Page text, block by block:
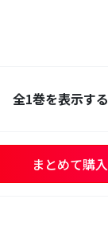
全1巻を表示する
まとめて購入